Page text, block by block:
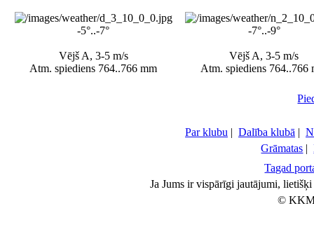
-5°..-7°
Vējš A, 3-5 m/s
Atm. spiediens 764..766 mm
-7°..-9°
Vējš A, 3-5 m/s
Atm. spiediens 764..766
Par klubu | Dalība klubā |
Grāmatas |
Tagad
Ja Jums ir vispārīgi jautājumi,
©